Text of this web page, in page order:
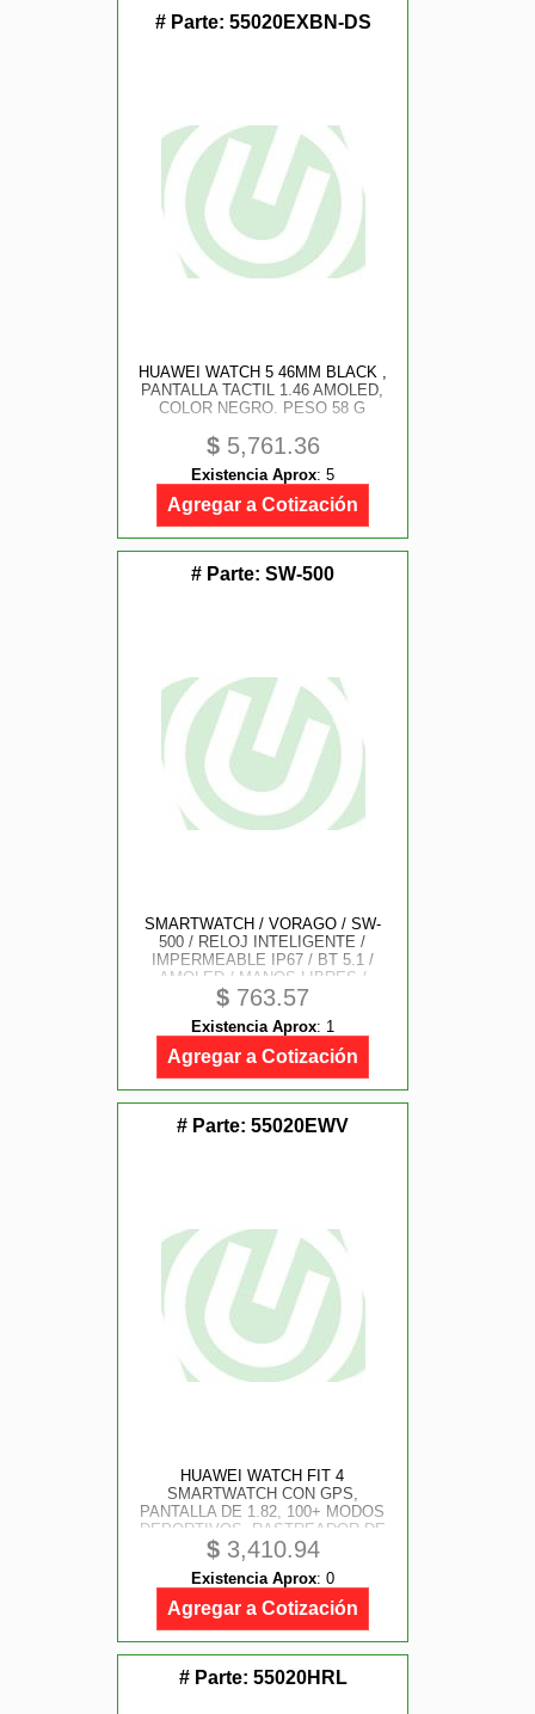
# Parte: 55020EXBN-DS
HUAWEI WATCH 5 46MM BLACK ,
PANTALLA TACTIL 1.46 AMOLED,
COLOR NEGRO. PESO 58 G
$5,761.36
Existencia Aprox: 5
Agregar a Cotización
# Parte: SW-500
SMARTWATCH / VORAGO / SW-
500 / RELOJ INTELIGENTE /
IMPERMEABLE IP67 / BT 5.1 /
AMOLED / MANOS LIBRES /
PRESION/ RITMO CARDIACO /
OXIMETRO / PANTALLA TACTIL +
EXTENSIBLE BICOLOR / CHAT
GPT
$ 763.57
Existencia Aprox: 1
Agregar a Cotización
# Parte: 55020EWV
HUAWEI WATCH FIT 4
SMARTWATCH CON GPS,
PANTALLA DE 1.82, 100+ MODOS
DEPORTIVOS, RASTREADOR DE
FITNESS CON SPO AND #8322;,
ASISTENTE DE BIENESTAR
EMOCIONAL, IOS AND ANDROID,
COLOR NEGRO
$3,410.94
Existencia Aprox: 0
Agregar a Cotización
# Parte: 55020HRL